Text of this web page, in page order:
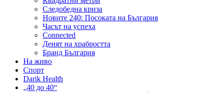
Следобедна криза
Новите 240: Посоката на България
Часът на успеха
Connected
Денят на храбростта
Бранд България
На живо
Спорт
Darik Health
„40 до 40“